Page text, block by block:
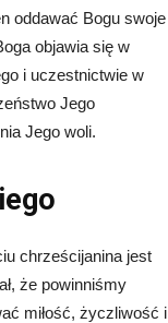
oddawać Bogu swoje
objawia się w
i uczestnictwie w
Jego
Jego woli.
chrześcijanina jest
że powinniśmy
miłość, życzliwość i